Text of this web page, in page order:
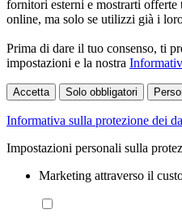
fornitori esterni e mostrarti
online, ma solo se utilizzi già i
Prima di dare il tuo consenso, ti
impostazioni e la nostra
Accetta Solo obbligatori
Informativa sulla protezione dei
Impostazioni personali sulla
Marketing attraverso il